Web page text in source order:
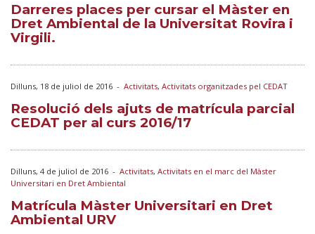
Darreres places per cursar el Màster en
Dret Ambiental de la Universitat Rovira i
Virgili.
Dilluns, 18 de juliol de 2016 - Activitats, Activitats organitzades pel CEDAT
Resolució dels ajuts de matrícula parcial
CEDAT per al curs 2016/17
Dilluns, 4 de juliol de 2016 - Activitats, Activitats en el marc del Màster
Universitari en Dret Ambiental
Matrícula Màster Universitari en Dret
Ambiental URV